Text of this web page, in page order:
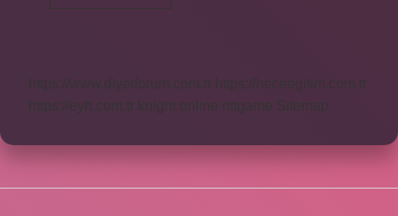
Kör
https://www.diyetforum.com.tr
https://heceegitim.com.tr
https://eyh.com.tr
knight online nttgame Sitemap